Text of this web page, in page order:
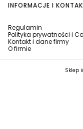
INFORMACJE I
Regulamin
Polityka prywatności i
Kontakt i dane firmy
O firmie
Sklep